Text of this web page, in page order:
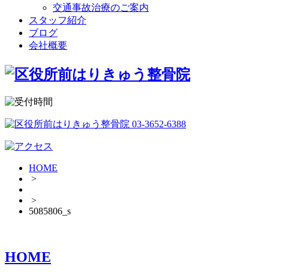
交通事故治療のご案内
スタッフ紹介
ブログ
会社概要
HOME
>
>
5085806_s
HOME